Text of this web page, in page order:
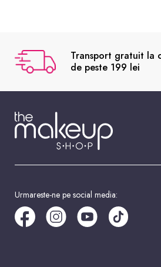
Transport gratuit la
de peste 199 lei
Urmareste-ne pe social media: